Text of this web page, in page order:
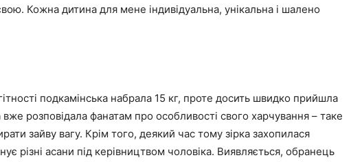
Кожна дитина для мене індивідуальна, унікальна і шалено
подкамінська набрала 15 кг, проте досить швидко прийшла
розповідала фанатам про особливості свого харчування – таке
зайву вагу. Крім того, деякий час тому зірка захопилася
різні асани під керівництвом чоловіка. Виявляється, обранець